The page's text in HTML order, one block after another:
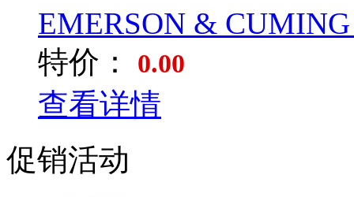
EMERSON &
特价：
0.00
查看详情
促销活动